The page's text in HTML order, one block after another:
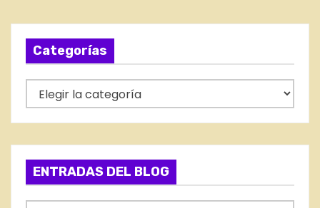
n
t
r
d
a
Categorías
a
t
e
o
ENTRADAS DEL BLOG